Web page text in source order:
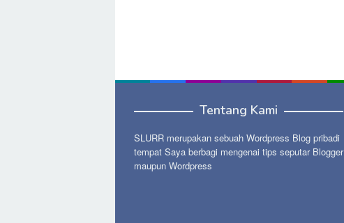
Tentang Kami
SLURR merupakan sebuah Wordpress Blog pribadi
tempat Saya berbagi mengenai tips seputar Blogger
maupun Wordpress